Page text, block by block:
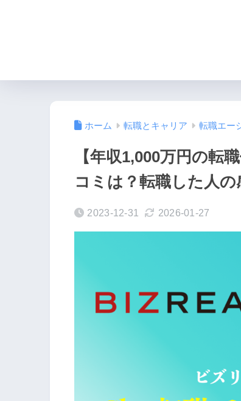
ホーム 転職とキャリア 転職エー
【年収1,000万円の転
コミは？転職した人の
2023-12-31 2026-01-27